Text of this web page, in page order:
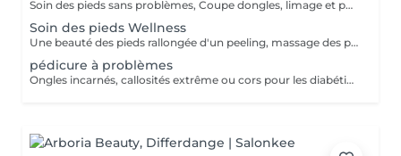
Soin des pieds sans problèmes, Coupe dongles, limage et polissage des ongles, cuticules, peaux cornés
Soin des pieds Wellness
Une beauté des pieds rallongée d'un peeling, massage des pieds et masque très nourrissant Recommandé à toutes les personnes pour une sensation de légèreté des pieds
pédicure à problèmes
Ongles incarnés, callosités extrême ou cors pour les diabétiques nous conseillons d'aller chez un(e) podologue!